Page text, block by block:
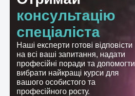
консультацію
спеціаліста
Наші експерти готові відповісти
на всі ваші запитання, надати
професійні поради та допомогти
вибрати найкращі курси для
вашого особистого та
професійного росту.